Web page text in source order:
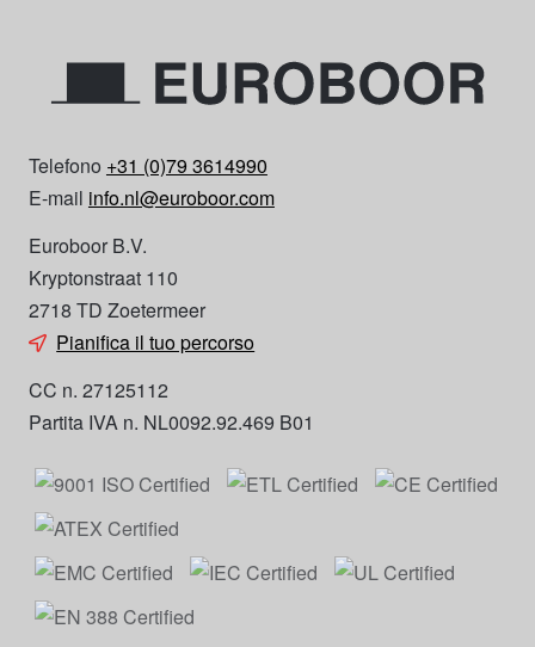
Telefono +31 (0)79 3614990
E-mail info.nl@euroboor.com
Euroboor B.V.
Kryptonstraat 110
2718 TD Zoetermeer
Pianifica il tuo percorso
CC n. 27125112
Partita IVA n. NL0092.92.469 B01